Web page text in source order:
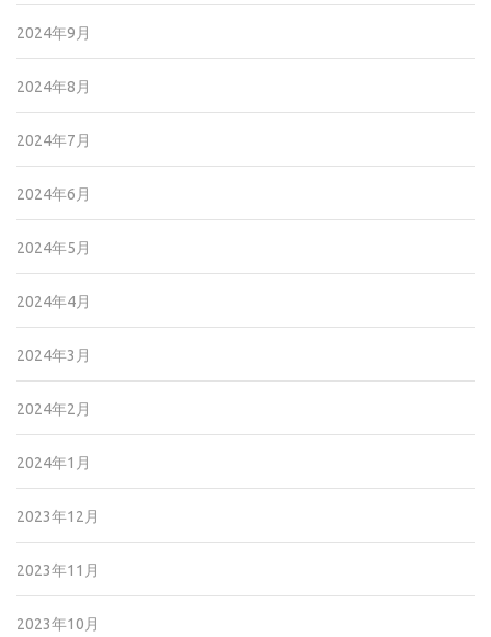
2024年9月
2024年8月
2024年7月
2024年6月
2024年5月
2024年4月
2024年3月
2024年2月
2024年1月
2023年12月
2023年11月
2023年10月